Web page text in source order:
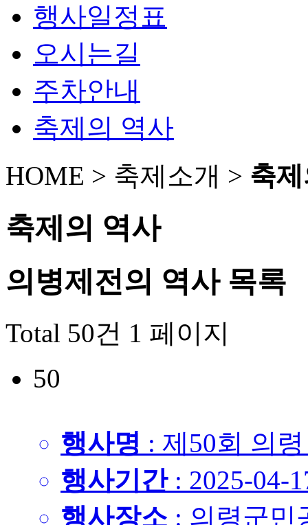
행사일정표
오시는길
주차안내
축제의 역사
HOME > 축제소개 > 축
축제의 역사
의병제전의 역사목록
Total 50건 1 페이지
50
행사명 : 제50회 의
행사기간: 2025-04-
행사장소 : 의령군민